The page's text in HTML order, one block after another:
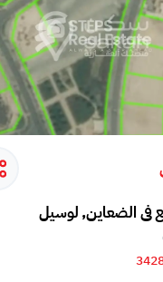
في الضعاين, لوسيل